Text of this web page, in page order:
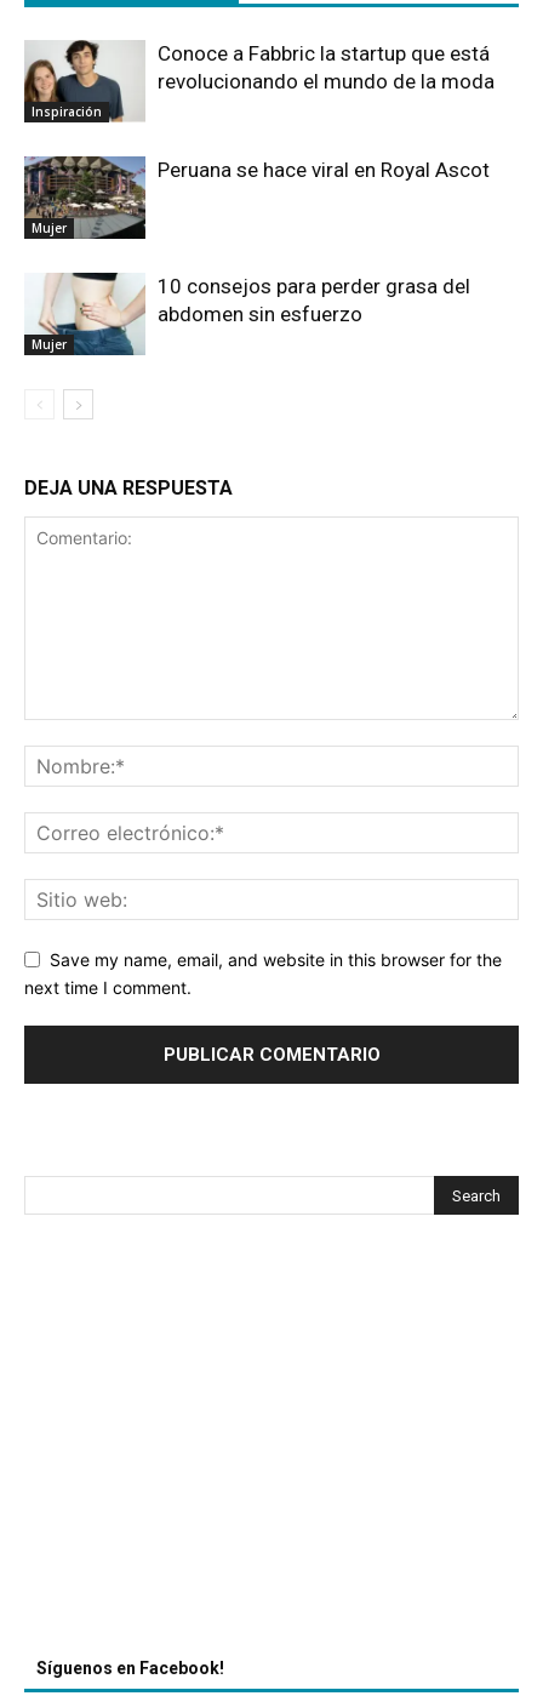
Inspiración
Conoce a Fabbric la startup que está
revolucionando el mundo de la moda
Mujer
Peruana se hace viral en Royal Ascot
Mujer
10 consejos para perder grasa del
abdomen sin esfuerzo
DEJA UNA RESPUESTA
Save my name, email, and website in this browser for the
next time I comment.
Síguenos en Facebook!